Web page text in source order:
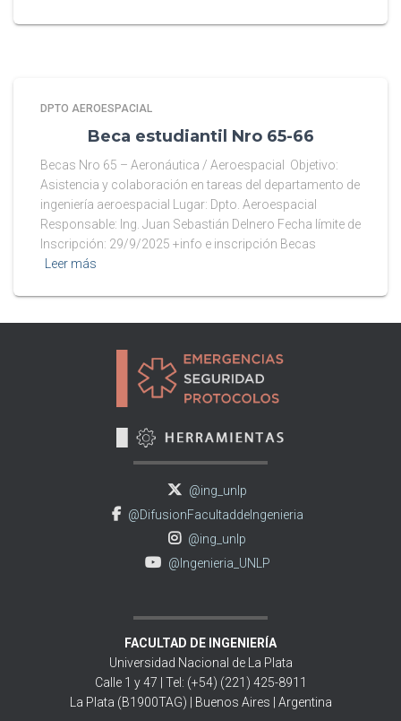
DPTO AEROESPACIAL
Beca estudiantil Nro 65-66
Becas Nro 65 – Aeronáutica / Aeroespacial Objetivo:
Asistencia y colaboración en tareas del departamento de
ingeniería aeroespacial Lugar: Dpto. Aeroespacial
Responsable: Ing. Juan Sebastián Delnero Fecha límite de
Inscripción: 29/9/2025 +info e inscripción Becas
Leer más
@ing_unlp
@DifusionFacultaddeIngenieria
@ing_unlp
@Ingenieria_UNLP
FACULTAD DE INGENIERÍA
Universidad Nacional de La Plata
Calle 1 y 47 | Tel: (+54) (221) 425-8911
La Plata (B1900TAG) | Buenos Aires | Argentina